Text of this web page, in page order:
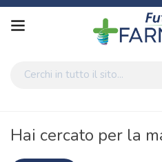
Home Marche parafarmaci Mom
Hai cercato per la